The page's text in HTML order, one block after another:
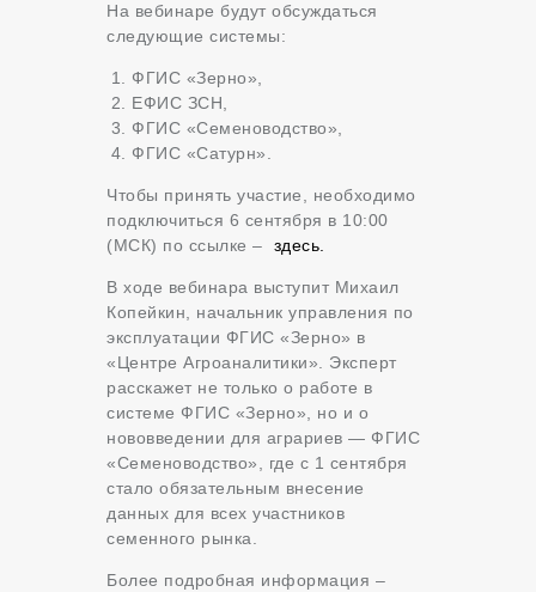
На вебинаре будут обсуждаться
следующие системы:
ФГИС «Зерно»,
ЕФИС ЗСН,
ФГИС «Семеноводство»,
ФГИС «Сатурн».
Чтобы принять участие, необходимо
подключиться 6 сентября в 10:00
(МСК) по ссылке – здесь.
В ходе вебинара выступит Михаил
Копейкин, начальник управления по
эксплуатации ФГИС «Зерно» в
«Центре Агроаналитики». Эксперт
расскажет не только о работе в
системе ФГИС «Зерно», но и о
нововведении для аграриев — ФГИС
«Семеноводство», где с 1 сентября
стало обязательным внесение
данных для всех участников
семенного рынка.
Более подробная информация –